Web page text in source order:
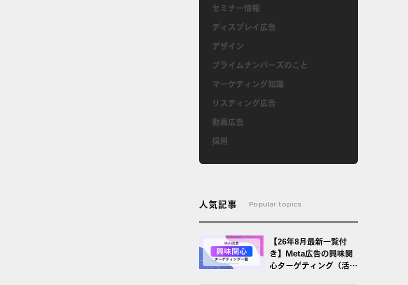
セミナー情報
ディスプレイ広告
デザイン
プライムナンバーズのこと
マーケティング知識
リスティング広告
動画広告
採用
人気記事 Popular topics
【26年8月最新一覧付
き】Meta広告の興味関
心ターゲティング（活用